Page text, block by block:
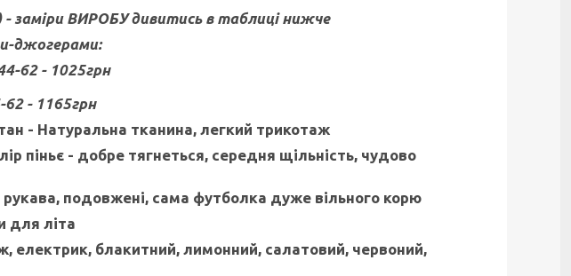
- заміри ВИРОБУ дивитись в таблиці нижче
джогерами:
62 - 1025грн
62 - 1165грн
- Натуральна тканина, легкий трикотаж
піньє - добре тягнеться, середня щільність, чудово
рукава, подовжені, сама футболка дуже вільного корю
для літа
електрик, блакитний, лимонний, салатовий, червоний,